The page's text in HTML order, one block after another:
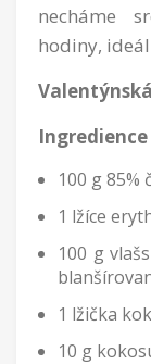
necháme
hodiny,
Ingredience
100 g 85%
1 lžíce
100 g
1 lžička
10 g